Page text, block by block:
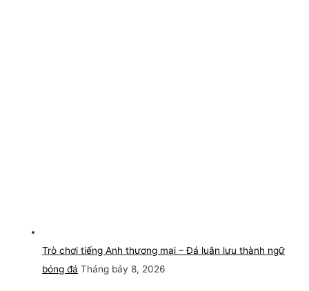
Trò chơi tiếng Anh thương mại – Đá luân lưu thành ngữ
bóng đá Tháng bảy 8, 2026